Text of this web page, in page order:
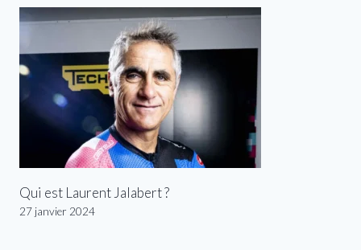
Qui est Laurent Jalabert ?
27 janvier 2024